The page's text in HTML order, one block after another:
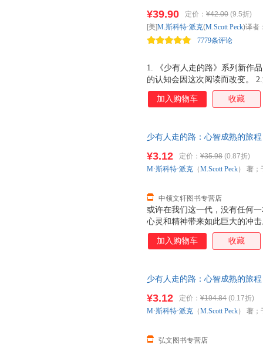
1. 《少有人走的路》系列新作
的认知会因这次阅读而改变。
真诚对人类产生的巨大作用。
面，其中关于自恋、意识成长
¥39.90 定价： ¥42.00 (9.5折)
7779条评论
[美]M.斯科特·派克(M.Scott Peck)译者
加入购物车 收藏
少有人走的路：心智成熟的旅
无理由退换】
或许在我们这一代，没有任何
心灵和精神带来如此巨大的冲
翻译成23种以上的语言；在《
时间。这是出版史上的一大奇
新、宁静而丰富的生活；它帮
我。 正如本书开篇所言：人生
人生是一场艰辛之旅，心智成
¥3.12 定价： ¥35.98 (0.87折)
中领文轩图书专营店
M·斯科特·派克 （M.Scott Peck） 著；
加入购物车 收藏
少有人走的路：心智成熟的旅
下单，避免纠纷。
¥3.12 定价： ¥194.84 (0.17折)
弘文图书专营店
M·斯科特·派克 （M.Scott Peck） 著；